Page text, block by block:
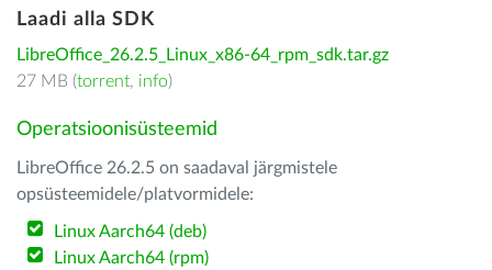
Laadi alla SDK
LibreOffice_26.2.5_Linux_x86-64_rpm_sdk.tar.gz
27 MB (torrent, info)
Operatsioonisüsteemid
LibreOffice 26.2.5 on saadaval järgmistele
opsüsteemidele/platvormidele:
Linux Aarch64 (deb)
Linux Aarch64 (rpm)